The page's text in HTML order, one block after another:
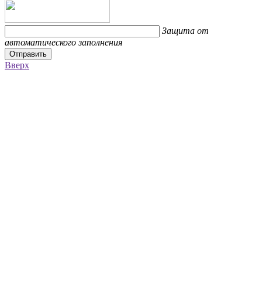
Защита от
автоматического заполнения
Отправить
Вверх